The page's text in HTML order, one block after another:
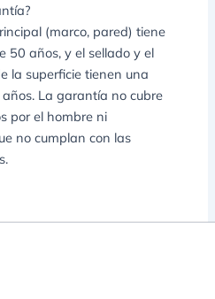
(marco, pared) tiene
50 años, y el sellado y el
la superficie tienen una
La garantía no cubre
por el hombre ni
no cumplan con las